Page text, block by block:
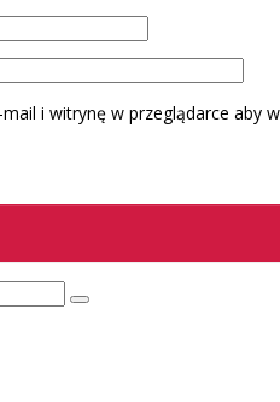
i witrynę w przeglądarce aby